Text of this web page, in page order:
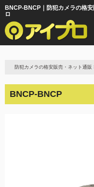
BNCP-BNCP｜防犯カメラの格
ロ
防犯カメラの格安販売・ネット通販
BNCP-BNCP